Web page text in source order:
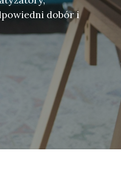
dobór i